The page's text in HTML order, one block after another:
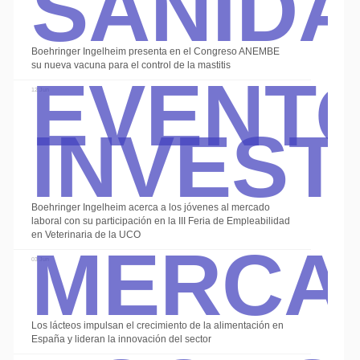
Boehringer Ingelheim presenta en el Congreso ANEMBE
su nueva vacuna para el control de la mastitis
12 Jun
Boehringer Ingelheim acerca a los jóvenes al mercado
laboral con su participación en la III Feria de Empleabilidad
en Veterinaria de la UCO
03 Jun
Los lácteos impulsan el crecimiento de la alimentación en
España y lideran la innovación del sector